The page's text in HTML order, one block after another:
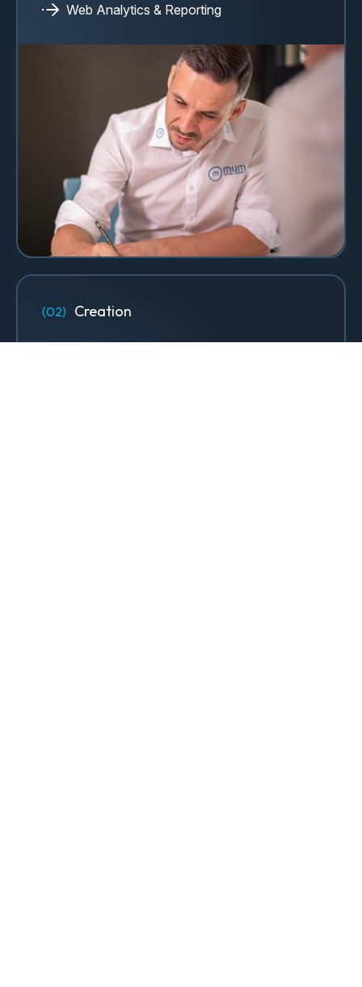
Web Analytics & Reporting
Creation